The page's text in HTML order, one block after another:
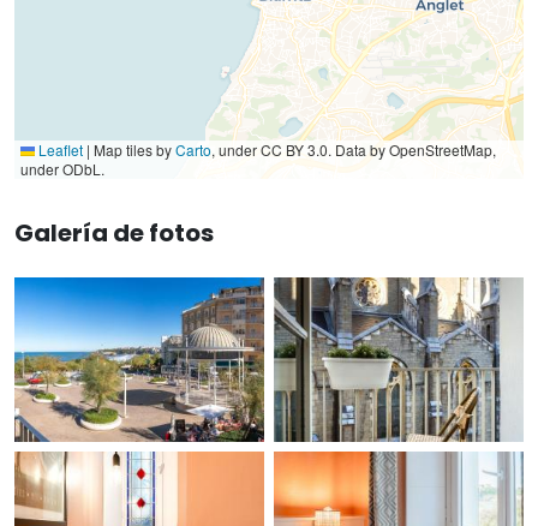
Leaflet | Map tiles byCarto, under CC BY 3.0. Data by OpenStreetMap,
under ODbL.
Galería de fotos